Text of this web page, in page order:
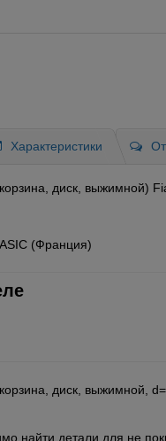
Характеристики
диск, выжимной)
(Франция)
диск, выжимной,
найти детали для не